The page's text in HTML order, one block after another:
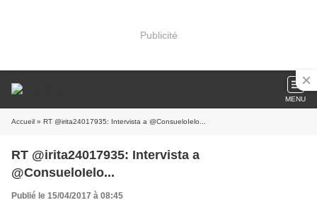
Publicité
MENU
Accueil » RT @irita24017935: Intervista a @ConsueloIelo...
RT @irita24017935: Intervista a
@ConsueloIelo...
Publié le 15/04/2017 à 08:45